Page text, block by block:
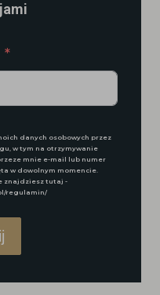
danych osobowych przez
w tym na otrzymywanie
mnie e-mail lub numer
w dowolnym momencie.
tutaj -
regulamin/